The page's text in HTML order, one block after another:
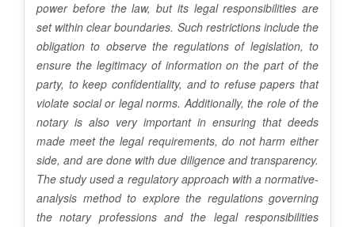
power before the law, but its legal responsibilities are
set within clear boundaries. Such restrictions include the
obligation to observe the regulations of legislation, to
ensure the legitimacy of information on the part of the
party, to keep confidentiality, and to refuse papers that
violate social or legal norms. Additionally, the role of the
notary is also very important in ensuring that deeds
made meet the legal requirements, do not harm either
side, and are done with due diligence and transparency.
The study used a regulatory approach with a normative-
analysis method to explore the regulations governing
the notary professions and the legal responsibilities